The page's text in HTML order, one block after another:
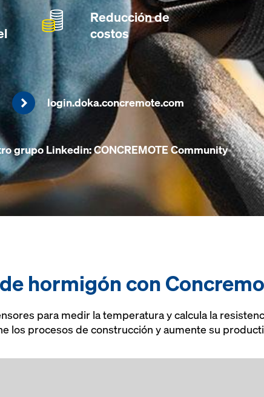
Reducción de
costos
login.doka.concremote.com
grupo Linkedin: CONCREMOTE Community
hormigón con
para medir la temperatura y calcula la
los procesos de construcción y aumente su